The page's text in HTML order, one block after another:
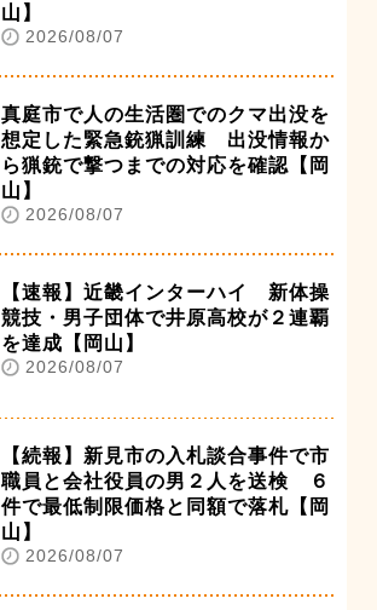
山】
2026/08/07
真庭市で人の生活圏でのクマ出没を
想定した緊急銃猟訓練 出没情報か
ら猟銃で撃つまでの対応を確認【岡
山】
2026/08/07
【速報】近畿インターハイ 新体操
競技・男子団体で井原高校が２連覇
を達成【岡山】
2026/08/07
【続報】新見市の入札談合事件で市
職員と会社役員の男２人を送検 ６
件で最低制限価格と同額で落札【岡
山】
2026/08/07